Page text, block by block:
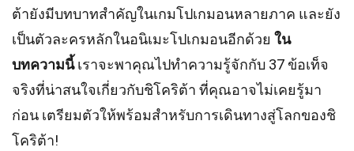
ต้ายังมีบทบาทสำคัญในเกมโปเกมอนหลายภาค และยัง
เป็นตัวละครหลักในอนิเมะโปเกมอนอีกด้วย ใน
บทความนี้เราจะพาคุณไปทำความรู้จักกับ 37 ข้อเท็จ
จริงที่น่าสนใจเกี่ยวกับชิโคริต้า ที่คุณอาจไม่เคยรู้มา
ก่อน เตรียมตัวให้พร้อมสำหรับการเดินทางสู่โลกของชิ
โคริต้า!